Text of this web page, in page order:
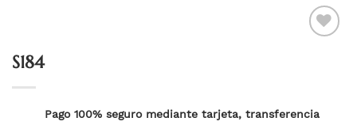
lista
de
S184
Pago 100% seguro mediante tarjeta, transferencia